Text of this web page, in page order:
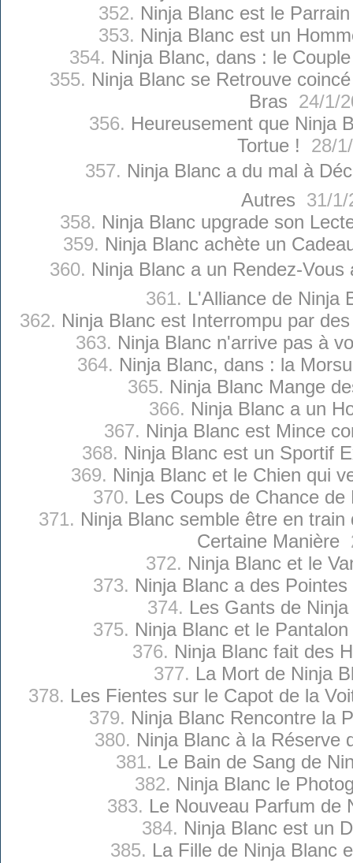
352. Ninja Blanc est le
353. Ninja Blanc est un
354. Ninja Blanc, dans : le
355. Ninja Blanc se Retrouve
Bras 24/1/
356. Heureusement que Ninja
Tortue ! 28/
357. Ninja Blanc a du mal à
Autres 31/1/
358. Ninja Blanc upgrade son
359. Ninja Blanc achète un
360. Ninja Blanc a un Rendez-Vous
361. L'Alliance de Ninja
362. Ninja Blanc est Interrompu par
363. Ninja Blanc n'arrive pas à
364. Ninja Blanc, dans : la
365. Ninja Blanc Mange
366. Ninja Blanc a un
367. Ninja Blanc est Mince
368. Ninja Blanc est un Sportif
369. Ninja Blanc et le Chien qui
370. Les Coups de Chance de
371. Ninja Blanc semble être en
Certaine Manière
372. Ninja Blanc et le
373. Ninja Blanc a des
374. Les Gants de
375. Ninja Blanc et le
376. Ninja Blanc fait des
377. La Mort de Ninja
378. Les Fientes sur le Capot de la
379. Ninja Blanc Rencontre la
380. Ninja Blanc à la Réserve
381. Le Bain de Sang de
382. Ninja Blanc le
383. Le Nouveau Parfum de
384. Ninja Blanc est un
385. La Fille de Ninja Blanc